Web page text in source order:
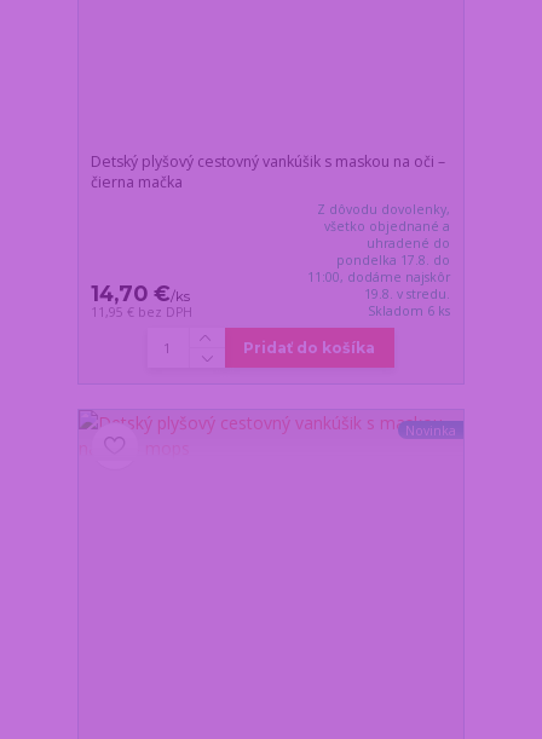
Detský plyšový cestovný vankúšik s maskou na oči –
čierna mačka
14,70 €/ks
11,95 € bez DPH
Z dôvodu dovolenky,
všetko objednané a
uhradené do
pondelka 17.8. do
11:00, dodáme najskôr
19.8. v stredu.
Skladom 6 ks
Pridať do košíka
Novinka